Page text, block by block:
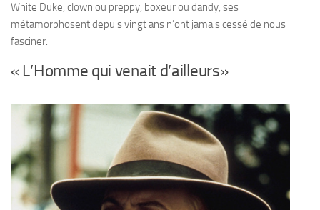
White Duke, clown ou preppy, boxeur ou dandy, ses
métamorphosent depuis vingt ans n’ont jamais cessé de nous
fasciner.
« L’Homme qui venait d’ailleurs»